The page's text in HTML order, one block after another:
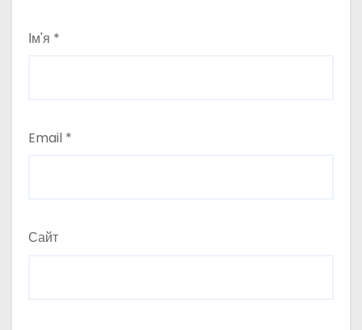
Ім'я *
Email *
Сайт